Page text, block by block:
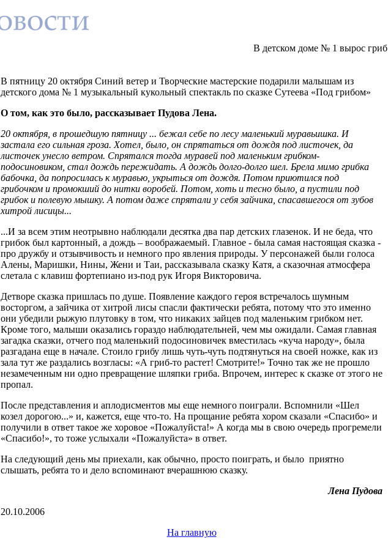
В детском доме № 1 вырос гриб
В пятницу 20 октября Синий ветер и Творческие мастерские подарили малышам из
детского дома № 1 музыкальный кукольный спектакль по сказке Сутеева «Под грибом»
О том, как это было, рассказывает Пудова Лена.
20 октября, в прошедшую пятницу ... бежал себе по лесу маленький муравьишка. И
застала его сильная гроза. Хотел, было, он спрятаться от дождя под листочек, да
листочек унесло ветром. Спрятался тогда муравей под маленьким грибком-
подосиновиком, стал дождь пережидать. А дождь долго-долго шел. Брела мимо грибка
бабочка, да попросилась к муравью, укрыться от дождя. Потом приютился под
грибочком и промокший до нитки воробей. Потом, хоть и тесно было, а пустили под
грибок и полевую мышку. А потом даже спрятали у себя зайчика, спасавшегося от зубов
хитрой лисицы...
...И за всем этим неотрывно наблюдали десятка два пар детских глазенок. И не беда, что
грибок был картонный, а дождь – воображаемый. Главное - была самая настоящая сказка -
про дружбу и отзывчивость и немного про явления природы. У персонажей были голоса
Алены, Маришки, Нины, Жени и Таи, рассказывала сказку Катя, а сказочная атмосфера
слетала с клавиш фортепиано из-под рук Игоря Викторовича.
Детворе сказка пришлась по душе. Появление каждого героя встречалось шумным
восторгом, а зайчика от хитрой лисы спасли фактически ребята, потому что это именно
они убедили рыжую плутовку в том, что никаких зайцев под маленьким грибком нет.
Кроме того, малыши оказались гораздо наблюдательней, чем мы ожидали. Самая главная
загадка сказки, отчего под маленький подосиновичек вместилась «куча народу», была
разгадана еще в начале. Стоило грибу лишь чуть-чуть подтянуться на своей ножке, как из
зала тут же раздались возгласы: «А гриб-то растет! Смотрите!» Точно так же не прошло
незамеченным ни одно превращение шляпки гриба. Впрочем, интерес к сказке от этого не
пропал.
После представления и аплодисментов мы еще немного поиграли. Вспомнили «Шел
козел дорогою...» и, кажется, еще что-то. На прощание ребята хором сказали «Спасибо» и
получили в ответ такое же хоровое «Пожалуйста!» А когда мы в свою очередь прогремели
«Спасибо!», то тоже услыхали «Пожалуйста» в ответ.
На следующий день мы приехали, как обычно, просто поиграть, и было приятно
слышать, ребята то и дело вспоминают вчерашнюю сказку.
Лена Пудова
20.10.2006
На главную